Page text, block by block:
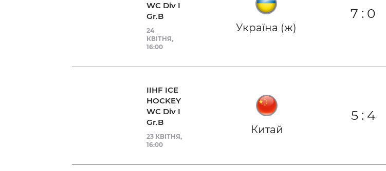
WC Div I
Gr.B
24
КВІТНЯ,
16:00
Україна (ж)
7 : 0
IIHF ICE
HOCKEY
WC Div I
Gr.B
23 КВІТНЯ,
16:00
Китай
5 : 4